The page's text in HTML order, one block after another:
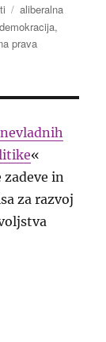
Oznake
aliberalna
demokracija,
prava
«
in
za razvoj